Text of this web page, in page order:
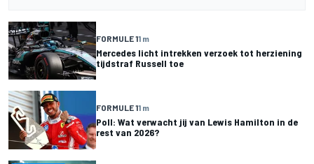
FORMULE 11 m
Mercedes licht intrekken verzoek tot herziening
tijdstraf Russell toe
FORMULE 11 m
Poll: Wat verwacht jij van Lewis Hamilton in de
rest van 2026?